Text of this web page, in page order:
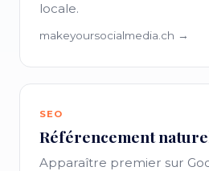
locale.
makeyoursocialmedia.ch →
SEO
Référencement
Apparaître premier sur